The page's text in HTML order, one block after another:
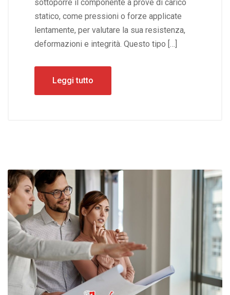
sottoporre il componente a prove di carico
statico, come pressioni o forze applicate
lentamente, per valutare la sua resistenza,
deformazioni e integrità. Questo tipo […]
Leggi tutto